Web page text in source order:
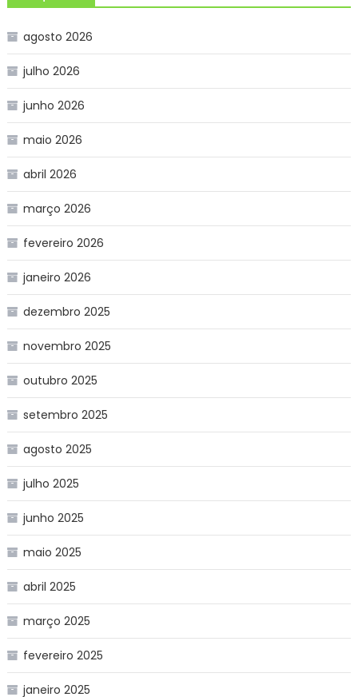
agosto 2026
julho 2026
junho 2026
maio 2026
abril 2026
março 2026
fevereiro 2026
janeiro 2026
dezembro 2025
novembro 2025
outubro 2025
setembro 2025
agosto 2025
julho 2025
junho 2025
maio 2025
abril 2025
março 2025
fevereiro 2025
janeiro 2025